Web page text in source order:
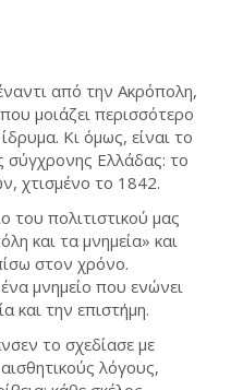
από την Ακρόπολη,
μοιάζει περισσότερο
Κι όμως, είναι το
σύγχρονης Ελλάδας: το
χτισμένο το 1842.
του πολιτιστικού μας
και τα μνημεία» και
στον χρόνο.
μνημείο που ενώνει
και την επιστήμη.
το σχεδίασε με
λόγους,